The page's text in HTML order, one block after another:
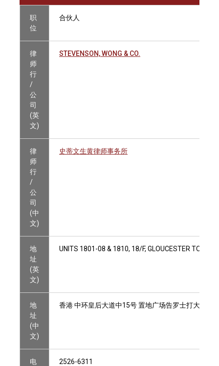
职
位
合伙人
律
师
行
/
公
司
(英
文)
STEVENSON, WONG & CO.
律
师
行
/
公
司
(中
文)
史蒂文生黄律师事务所
地
址
(英
文)
UNITS 1801-08 & 1810, 18/F, GLOUCESTER
地
址
(中
文)
香港 中环皇后大道中15号 置地广场告罗士打大厦18
电
2526-6311